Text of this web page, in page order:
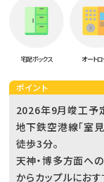
宅配ボックス オートロ
ポイント
2026年9月竣工予
地下鉄空港線「室
徒歩3分。
天神・博多方面へ
からカップルにお